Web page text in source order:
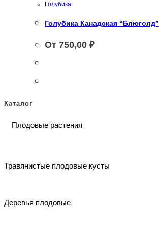
Голубика
Голубика Канадская “Блюголд”
От 750,00 ₽
Каталог
Плодовые растения
Травянистые плодовые кусты
Деревья плодовые